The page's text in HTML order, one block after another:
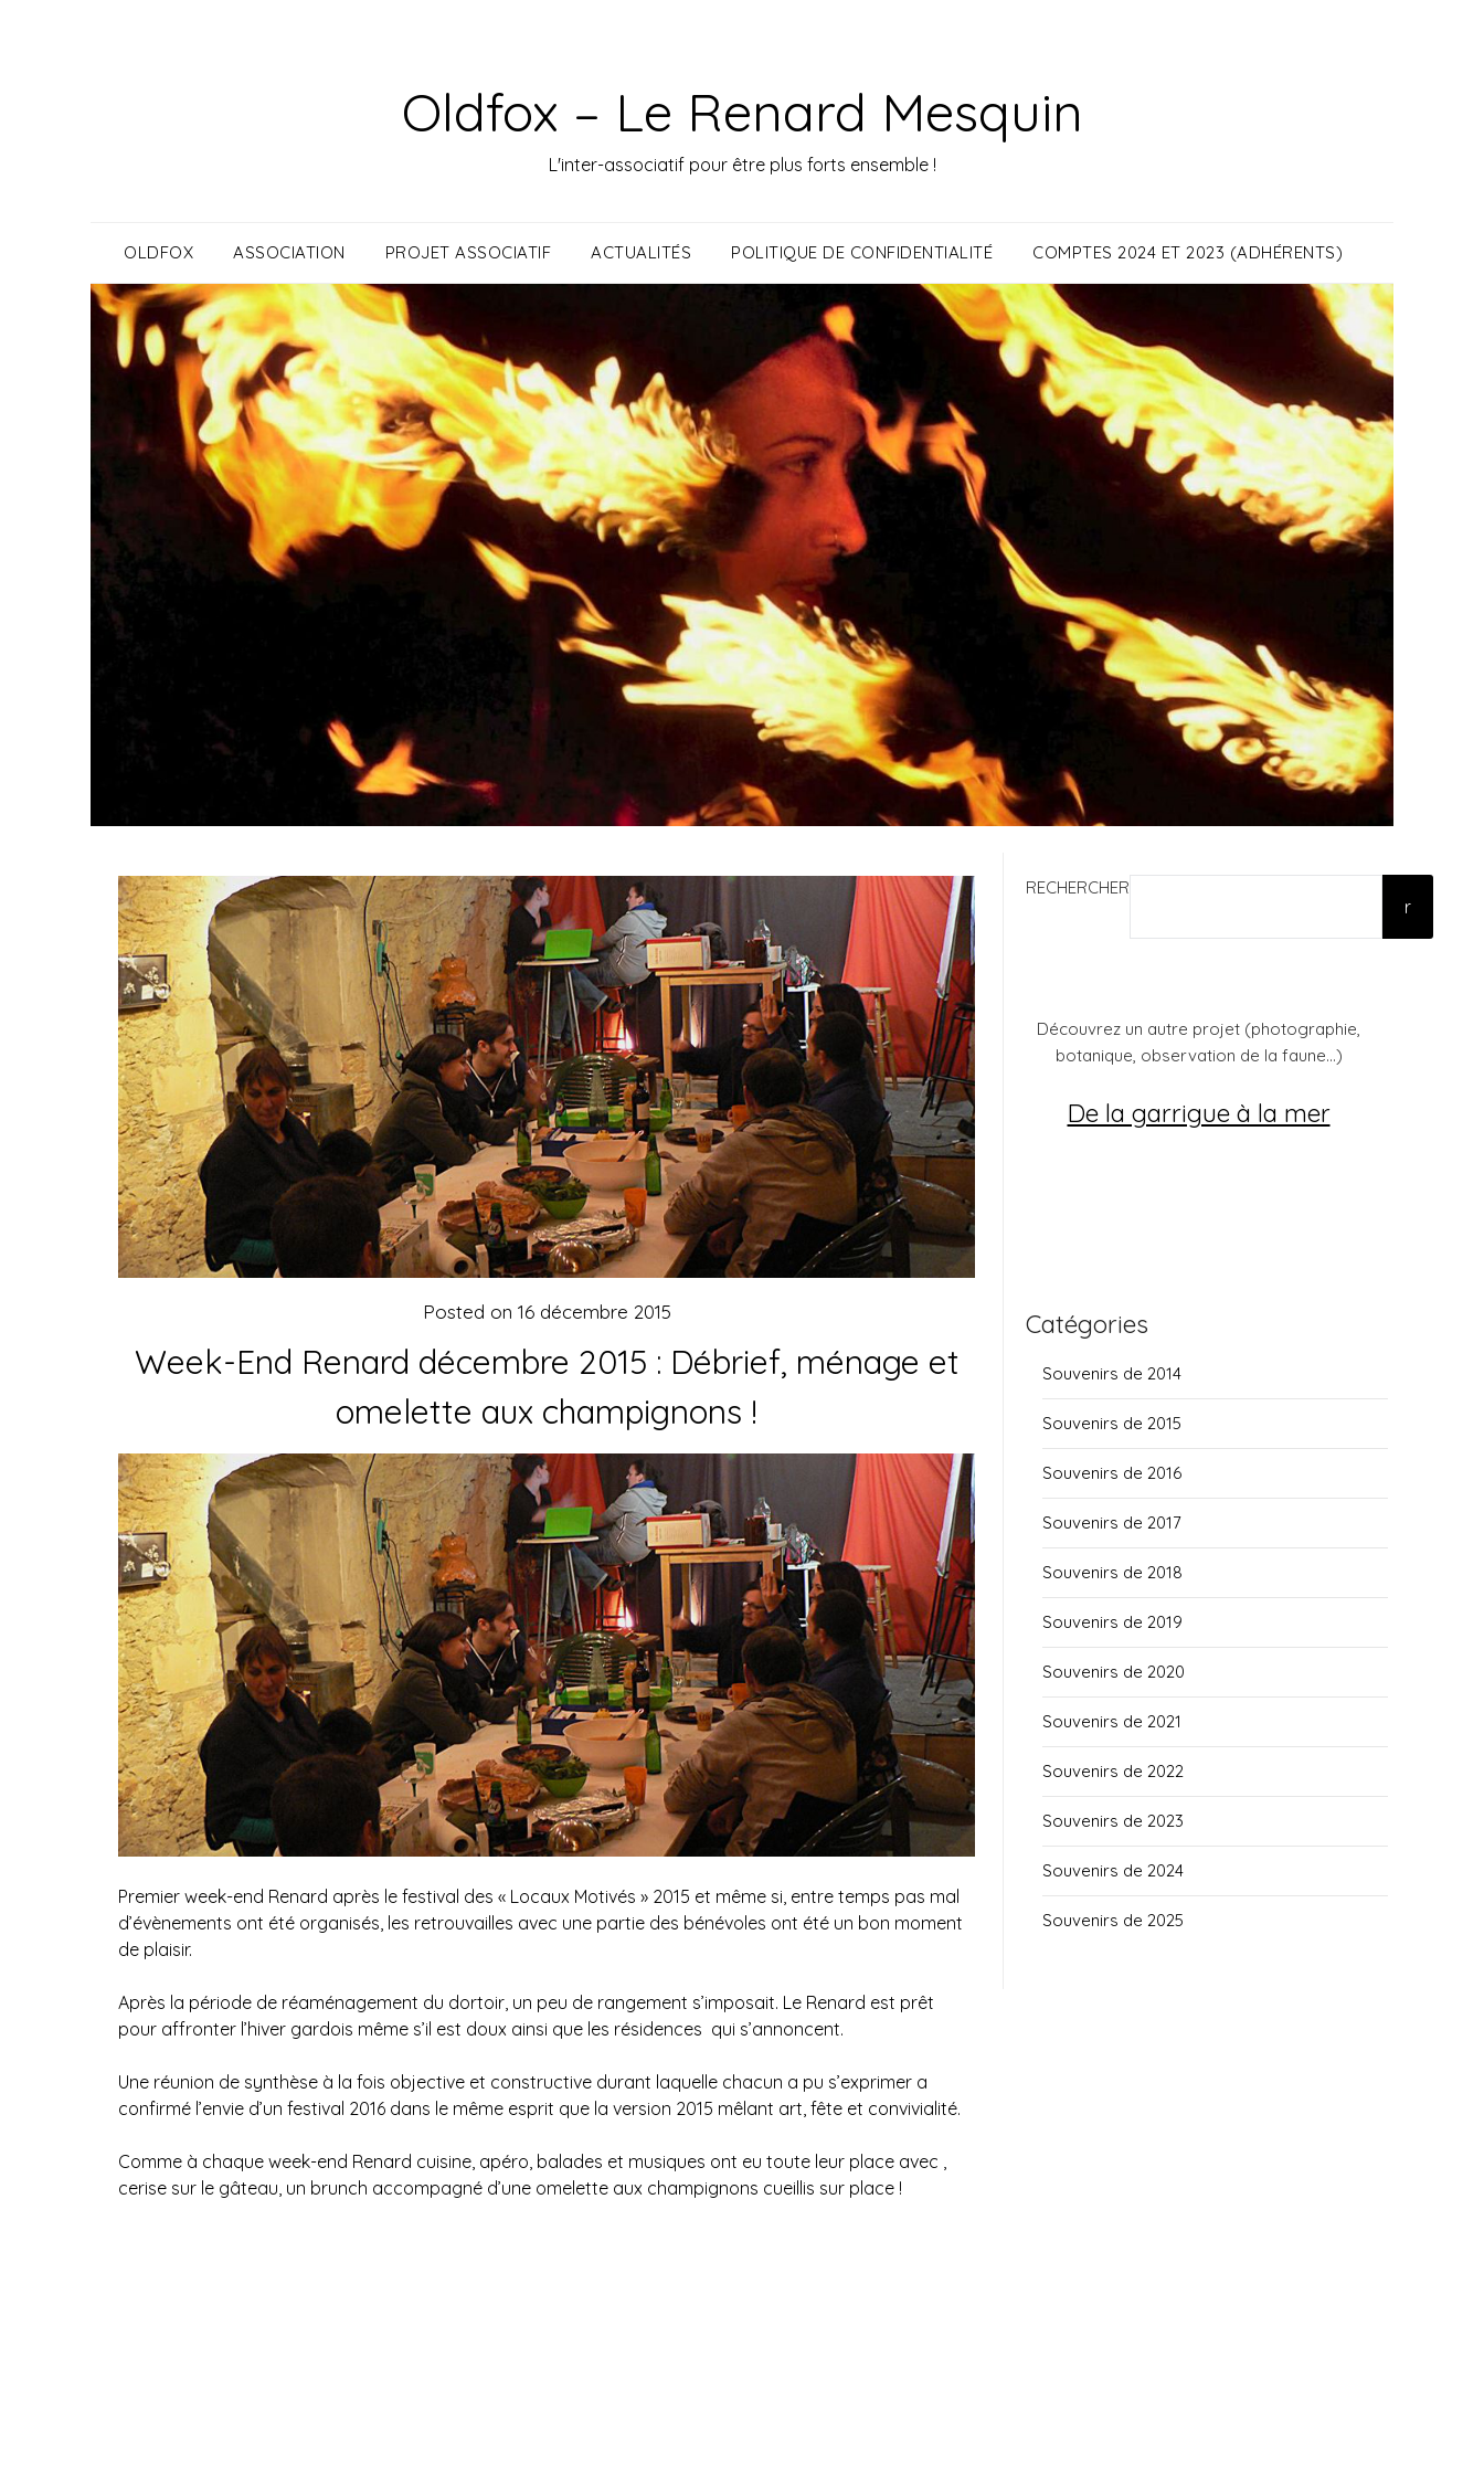
Oldfox – Le Renard Mesquin
L'inter-associatif pour être plus forts ensemble !
OLDFOX ASSOCIATION PROJET ASSOCIATIF ACTUALITÉS POLITIQUE DE CONFIDENTIALITÉ COMPTES 2024 ET 2023 (ADHÉRENTS)
Week-End Renard décembre 2015 : Débrief, ménage et
omelette aux champignons !
Posted on 16 décembre 2015
Premier week-end Renard après le festival des « Locaux Motivés » 2015 et même si, entre temps pas mal
d’évènements ont été organisés, les retrouvailles avec une partie des bénévoles ont été un bon moment
de plaisir.
Après la période de réaménagement du dortoir, un peu de rangement s’imposait. Le Renard est prêt
pour affronter l’hiver gardois même s’il est doux ainsi que les résidences qui s’annoncent.
Une réunion de synthèse à la fois objective et constructive durant laquelle chacun a pu s’exprimer a
confirmé l’envie d’un festival 2016 dans le même esprit que la version 2015 mêlant art, fête et convivialité.
Comme à chaque week-end Renard cuisine, apéro, balades et musiques ont eu toute leur place avec ,
cerise sur le gâteau, un brunch accompagné d’une omelette aux champignons cueillis sur place !
RECHERCHER
r
Découvrez un autre projet (photographie,
botanique, observation de la faune...)
De la garrigue à la mer
Catégories
Souvenirs de 2014
Souvenirs de 2015
Souvenirs de 2016
Souvenirs de 2017
Souvenirs de 2018
Souvenirs de 2019
Souvenirs de 2020
Souvenirs de 2021
Souvenirs de 2022
Souvenirs de 2023
Souvenirs de 2024
Souvenirs de 2025